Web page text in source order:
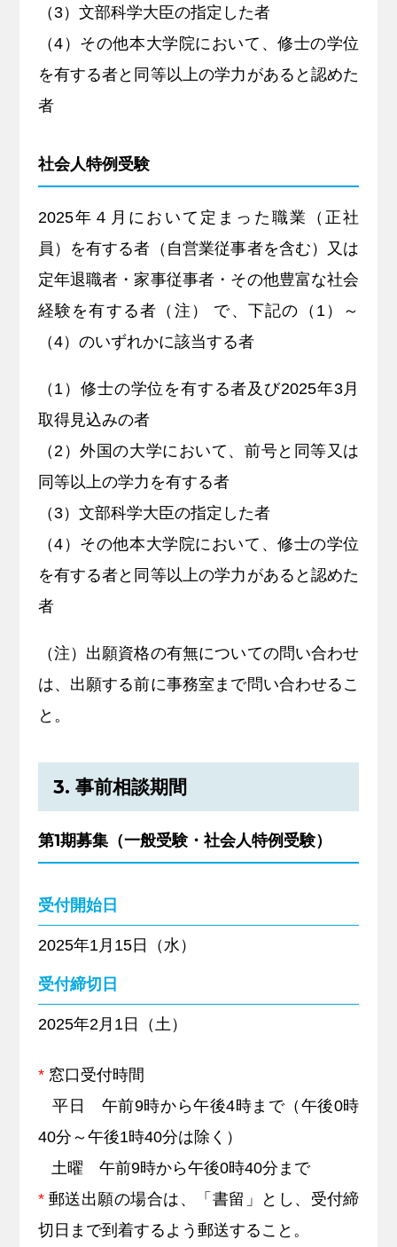
（3）文部科学大臣の指定した者
（4）その他本大学院において、修士の学位
を有する者と同等以上の学力があると認めた
者
社会人特例受験
2025年４月において定まった職業（正社
員）を有する者（自営業従事者を含む）又は
定年退職者・家事従事者・その他豊富な社会
経験を有する者（注） で、下記の（1）～
（4）のいずれかに該当する者
（1）修士の学位を有する者及び2025年3月
取得見込みの者
（2）外国の大学において、前号と同等又は
同等以上の学力を有する者
（3）文部科学大臣の指定した者
（4）その他本大学院において、修士の学位
を有する者と同等以上の学力があると認めた
者
（注）出願資格の有無についての問い合わせ
は、出願する前に事務室まで問い合わせるこ
と。
3. 事前相談期間
第1期募集（一般受験・社会人特例受験）
受付開始日
2025年1月15日（水）
受付締切日
2025年2月1日（土）
*窓口受付時間
平日 午前9時から午後4時まで（午後0時
40分～午後1時40分は除く）
土曜 午前9時から午後0時40分まで
*郵送出願の場合は、「書留」とし、受付締
切日まで到着するよう郵送すること。